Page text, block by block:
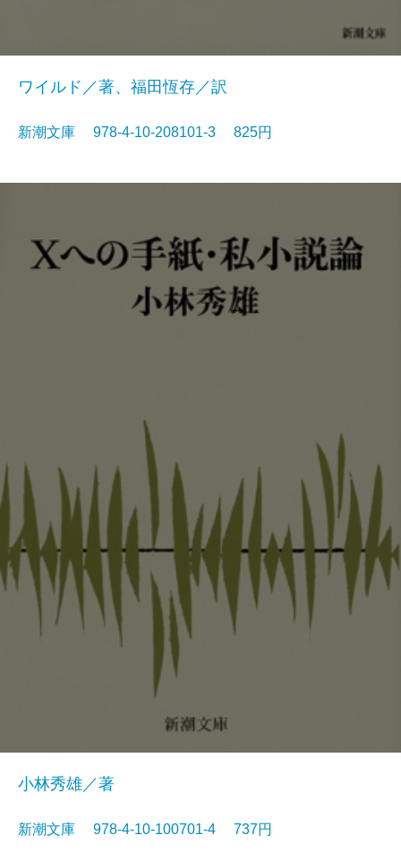
ワイルド／著、福田恆存／訳
新潮文庫 978-4-10-208101-3 825円
小林秀雄／著
新潮文庫 978-4-10-100701-4 737円